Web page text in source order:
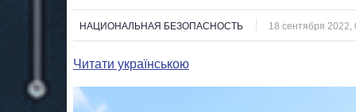
НАЦИОНАЛЬНАЯ БЕЗОПАСНОСТЬ 18 сентября 2022,
Читати українською